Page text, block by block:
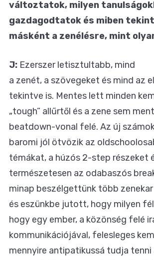
változtatok, milyen
gazdagodtatok és miben
másként a zenélésre, mint
J: Ezerszer letisztultabb, mind
a zenét, a szövegeket és mind az
tekintve is. Mentes lett minden
„tough” allűrtől és a zene sem
beatdown-vonal felé. Az új
baromi jól ötvözik az
témákat, a húzós 2-step részeket
természetesen az odabaszós
minap beszélgettünk több
és eszünkbe jutott, hogy milyen
hogy egy ember, a közönség felé
kommunikációjával, felesleges
mennyire antipatikussá tudja tenni